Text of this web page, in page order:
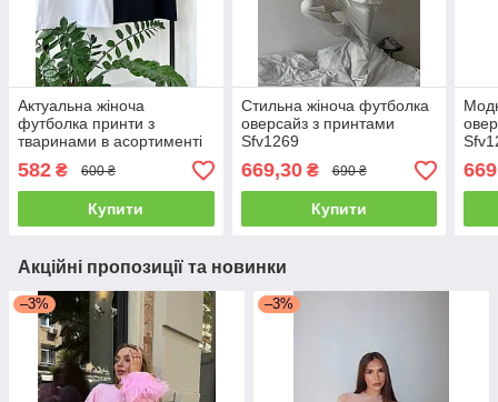
Актуальна жіноча
футболка принти з
тваринами в асортименті
Sfv1308
582 ₴ 600 ₴
Купити
Стильна жіноча футболка
оверсайз з принтами
Sfv1269
669,30₴ 690 ₴
Купити
Акційні пропозиції та новинки
–3% –3%